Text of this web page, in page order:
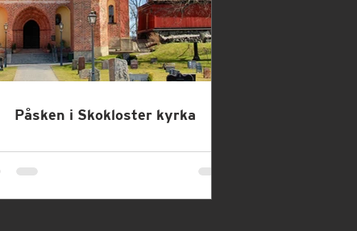
Påsken i Skokloster kyrka